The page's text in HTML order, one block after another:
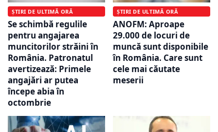
ȘTIRI DE ULTIMĂ ORĂ
Se schimbă regulile
pentru angajarea
muncitorilor străini în
România. Patronatul
avertizează: Primele
angajări ar putea
începe abia în
octombrie
ȘTIRI DE ULTIMĂ ORĂ
ANOFM: Aproape
29.000 de locuri de
muncă sunt disponibile
în România. Care sunt
cele mai căutate
meserii